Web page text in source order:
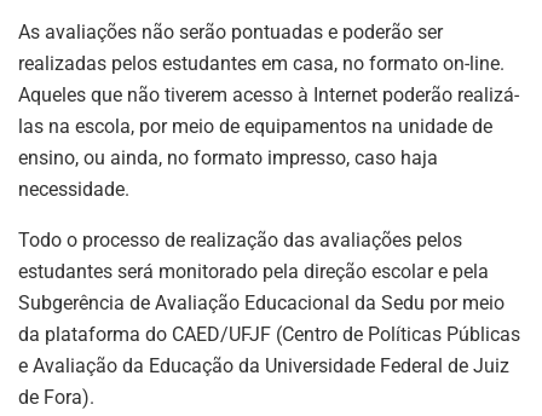
As avaliações não serão pontuadas e poderão ser
realizadas pelos estudantes em casa, no formato on-line.
Aqueles que não tiverem acesso à Internet poderão realizá-
las na escola, por meio de equipamentos na unidade de
ensino, ou ainda, no formato impresso, caso haja
necessidade.
Todo o processo de realização das avaliações pelos
estudantes será monitorado pela direção escolar e pela
Subgerência de Avaliação Educacional da Sedu por meio
da plataforma do CAED/UFJF (Centro de Políticas Públicas
e Avaliação da Educação da Universidade Federal de Juiz
de Fora).